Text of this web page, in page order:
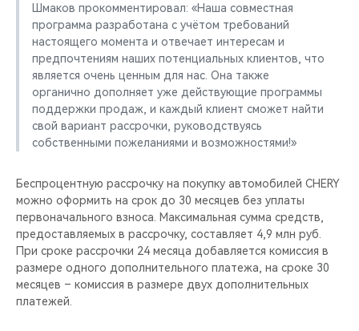
Шмаков прокомментировал: «Наша совместная
программа разработана с учётом требований
настоящего момента и отвечает интересам и
предпочтениям наших потенциальных клиентов, что
является очень ценным для нас. Она также
органично дополняет уже действующие программы
поддержки продаж, и каждый клиент сможет найти
свой вариант рассрочки, руководствуясь
собственными пожеланиями и возможностями!»
Беспроцентную рассрочку на покупку автомобилей CHERY
можно оформить на срок до 30 месяцев без уплаты
первоначального взноса. Максимальная сумма средств,
предоставляемых в рассрочку, составляет 4,9 млн руб.
При сроке рассрочки 24 месяца добавляется комиссия в
размере одного дополнительного платежа, на сроке 30
месяцев – комиссия в размере двух дополнительных
платежей.